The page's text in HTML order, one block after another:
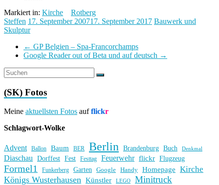
Markiert in: Kirche
Rotberg
Steffen 17. September 200717. September 2017 Bauwerk und
Skulptur
← GP Belgien – Spa-Francorchamps
Google Reader out of Beta und auf deutsch →
(SK) Fotos
Meine aktuellsten Fotos aufflickr
Schlagwort-Wolke
Advent Ballon Baum BER Berlin Brandenburg Buch Denkmal
Diaschau Dorffest Fest Festtag Feuerwehr flickr Flugzeug
Formel1 Funkerberg Garten Google Handy Homepage Kirche
Königs Wusterhausen Künstler LEGO Minitruck